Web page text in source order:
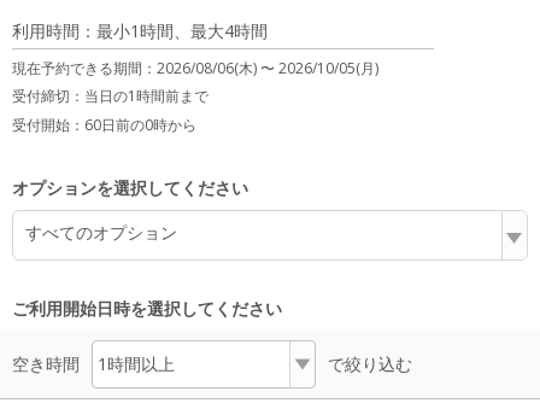
利用時間：最小1時間、最大4時間
現在予約できる期間： 2026/08/06(木) 〜2026/10/05(月)
受付締切： 当日の1時間前まで
受付開始： 60日前の0時から
オプションを選択してください
すべてのオプション
ご利用開始日時を選択してください
空き時間 で絞り込む